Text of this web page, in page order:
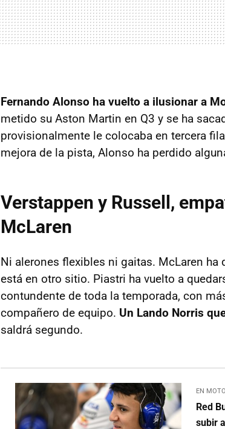
Fernando Alonso ha vuelto a ilusionar a
metido su Aston Martin en Q3 y se ha
provisionalmente le colocaba en tercera
mejora de la pista, Alonso ha perdido
Verstappen y Russell,
McLaren
Ni alerones flexibles ni gaitas. McLaren ha
está en otro sitio. Piastri ha vuelto a
contundente de toda la temporada, con
compañero de equipo. Un Lando Norris
saldrá segundo.
EN
Red
subir